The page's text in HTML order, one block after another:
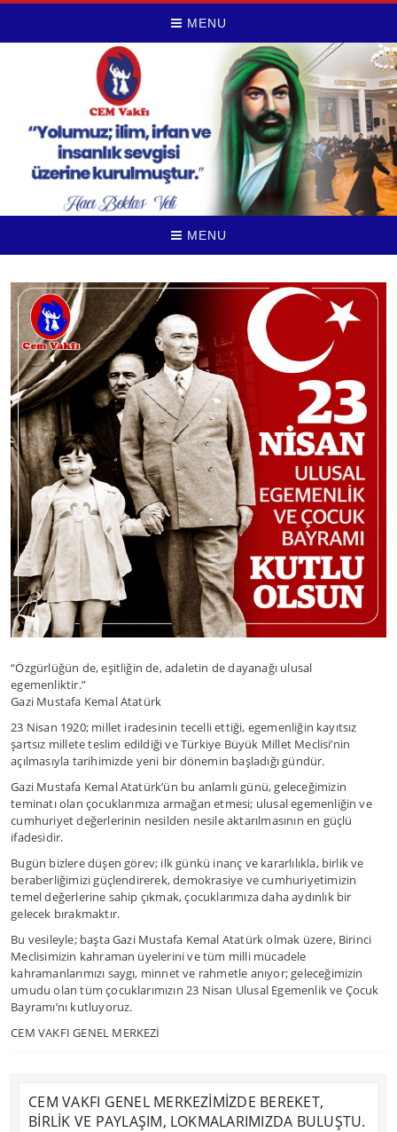
MENU
MENU
“Özgürlüğün de, eşitliğin de, adaletin de dayanağı ulusal
egemenliktir.”
Gazi Mustafa Kemal Atatürk
23 Nisan 1920; millet iradesinin tecelli ettiği, egemenliğin kayıtsız
şartsız millete teslim edildiği ve Türkiye Büyük Millet Meclisi’nin
açılmasıyla tarihimizde yeni bir dönemin başladığı gündür.
Gazi Mustafa Kemal Atatürk’ün bu anlamlı günü, geleceğimizin
teminatı olan çocuklarımıza armağan etmesi; ulusal egemenliğin ve
cumhuriyet değerlerinin nesilden nesile aktarılmasının en güçlü
ifadesidir.
Bugün bizlere düşen görev; ilk günkü inanç ve kararlılıkla, birlik ve
beraberliğimizi güçlendirerek, demokrasiye ve cumhuriyetimizin
temel değerlerine sahip çıkmak, çocuklarımıza daha aydınlık bir
gelecek bırakmaktır.
Bu vesileyle; başta Gazi Mustafa Kemal Atatürk olmak üzere, Birinci
Meclisimizin kahraman üyelerini ve tüm milli mücadele
kahramanlarımızı saygı, minnet ve rahmetle anıyor; geleceğimizin
umudu olan tüm çocuklarımızın 23 Nisan Ulusal Egemenlik ve Çocuk
Bayramı’nı kutluyoruz.
CEM VAKFI GENEL MERKEZİ
CEM VAKFI GENEL MERKEZİMİZDE BEREKET,
BİRLİK VE PAYLAŞIM, LOKMALARIMIZDA BULUŞTU.